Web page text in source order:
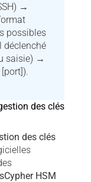
→
possibles
déclenché
saisie) →
des clés
des clés
HSM